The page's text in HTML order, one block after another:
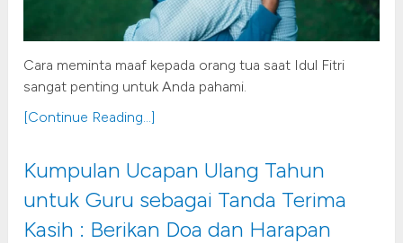
Cara meminta maaf kepada orang tua saat Idul Fitri
sangat penting untuk Anda pahami.
[Continue Reading...]
Kumpulan Ucapan Ulang Tahun
untuk Guru sebagai Tanda Terima
Kasih : Berikan Doa dan Harapan